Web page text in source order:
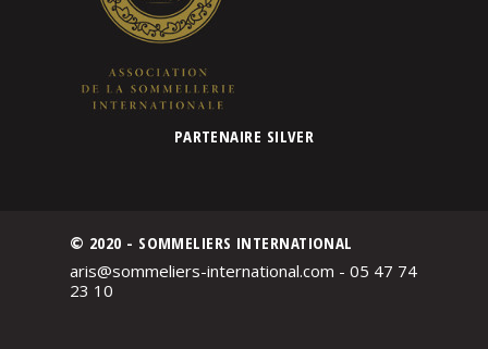
PARTENAIRE SILVER
© 2020 - SOMMELIERS INTERNATIONAL
aris@sommeliers-international.com - 05 47 74
23 10